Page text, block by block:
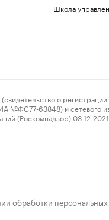
Школа
о регистрации
63848) и сетевого
(Роскомнадзор)
обработки